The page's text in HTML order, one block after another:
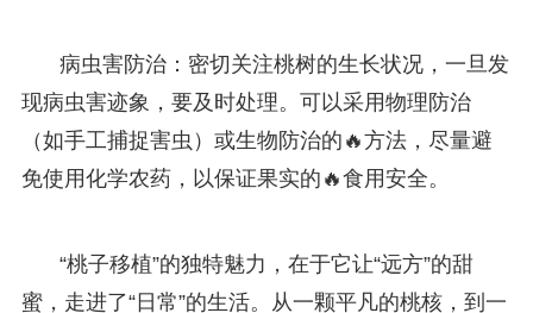
病虫害防治：密切关注桃树的生长状况，一旦发
现病虫害迹象，要及时处理。可以采用物理防治
（如手工捕捉害虫）或生物防治的🔥方法，尽量避
免使用化学农药，以保证果实的🔥食用安全。
“桃子移植”的独特魅力，在于它让“远方”的甜
蜜，走进了“日常”的生活。从一颗平凡的桃核，到一